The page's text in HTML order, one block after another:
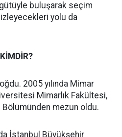
buluşarak seçim
izleyecekleri yolu da
2005 yılında Mimar
Mimarlık Fakültesi,
mezun oldu.
İstanbul Büyükşehir